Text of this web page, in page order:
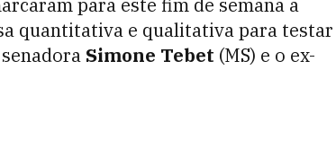
para este fim de semana a
quantitativa e qualitativa para testar
Simone Tebet (MS) e o ex-